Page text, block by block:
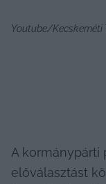
Youtube/Kecskeméti
A kormánypárti
előválasztást